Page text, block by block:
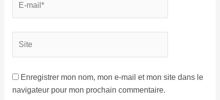
Enregistrer mon nom, mon e-mail et mon site dans le
navigateur pour mon prochain commentaire.